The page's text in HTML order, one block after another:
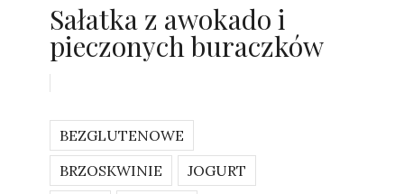
Sałatka z awokado i
pieczonych buraczków
BEZGLUTENOWE
BRZOSKWINIE
JOGURT